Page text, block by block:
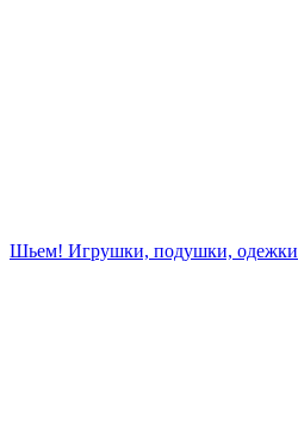
Шьем! Игрушки, подушки, одежки